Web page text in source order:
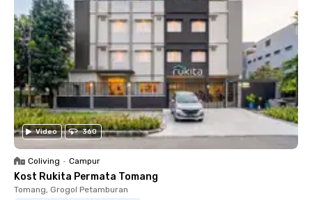
Video 360
Coliving • Campur
Kost Rukita Permata Tomang
Tomang, Grogol Petamburan